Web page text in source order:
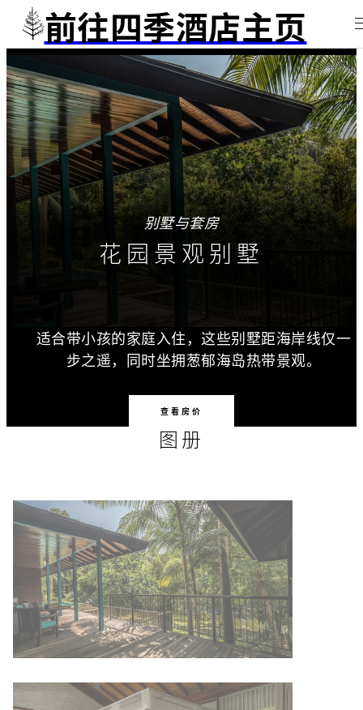
前往四季酒店主页
别墅与套房
花园景观别墅
适合带小孩的家庭入住，这些别墅距海岸线仅一
步之遥，同时坐拥葱郁海岛热带景观。
查看房价
图册